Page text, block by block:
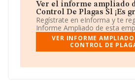
Para ponerse en contacto con sus
facilita el número de teléfono
de correo es
www.irabiaplagas.com.
La sociedadIrabia Control de
Akerregi Ed Akarregi 10, O,
Ver el informe ampliado
Control De Plagas Sl ¡Es
Regístrate en eInforma y te
Informe Ampliado de esta
VER INFORME
CONTROL DE